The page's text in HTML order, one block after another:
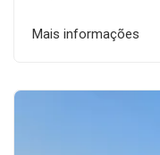
Mais informações